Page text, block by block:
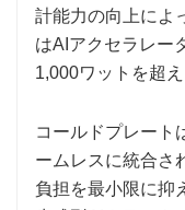
計能力の向上によ
はAIアクセラレー
1,000ワットを超
コールドプレート
ームレスに統合さ
負担を最小限に抑